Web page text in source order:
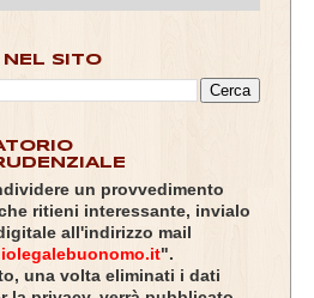
NEL SITO
un provvedimento
ritieni interessante, invialo
all'indirizzo mail
".
una volta eliminati i dati